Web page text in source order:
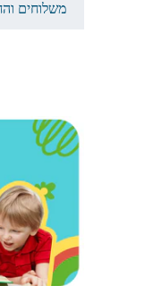
משלוחים